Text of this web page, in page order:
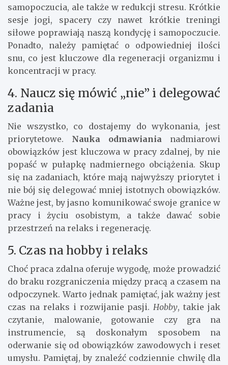
samopoczucia, ale także w redukcji stresu. Krótkie
sesje jogi, spacery czy nawet krótkie treningi
siłowe poprawiają naszą kondycję i samopoczucie.
Ponadto, należy pamiętać o odpowiedniej ilości
snu, co jest kluczowe dla regeneracji organizmu i
koncentracji w pracy.
4. Naucz się mówić „nie” i delegować
zadania
Nie wszystko, co dostajemy do wykonania, jest
priorytetowe. Nauka odmawiania nadmiarowi
obowiązków jest kluczowa w pracy zdalnej, by nie
popaść w pułapkę nadmiernego obciążenia. Skup
się na zadaniach, które mają najwyższy priorytet i
nie bój się delegować mniej istotnych obowiązków.
Ważne jest, by jasno komunikować swoje granice w
pracy i życiu osobistym, a także dawać sobie
przestrzeń na relaks i regenerację.
5. Czas na hobby i relaks
Choć praca zdalna oferuje wygodę, może prowadzić
do braku rozgraniczenia między pracą a czasem na
odpoczynek. Warto jednak pamiętać, jak ważny jest
czas na relaks i rozwijanie pasji. Hobby, takie jak
czytanie, malowanie, gotowanie czy gra na
instrumencie, są doskonałym sposobem na
oderwanie się od obowiązków zawodowych i reset
umysłu. Pamiętaj, by znaleźć codziennie chwilę dla